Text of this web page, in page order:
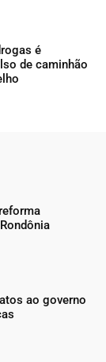
é
de caminhão
ao governo